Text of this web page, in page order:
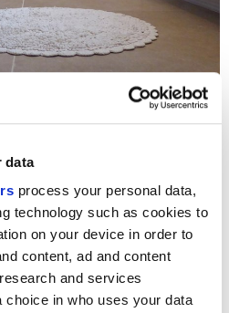
data
process your personal data,
technology such as cookies to
on your device in order to
content, ad and content
and services
choice in who uses your data
del bagno residenzialeCasa
calore e l’originalità della
porcellanato effetto cotto
Corona in formato esagonale
connubio tra classico e
alle pareti dal colore
gli ospiti al primo sguardo
di decori grafici e alle